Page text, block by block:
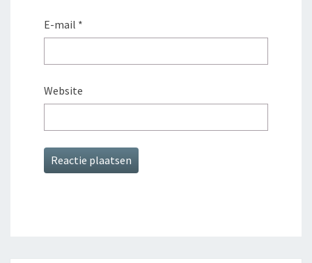
E-mail *
Website